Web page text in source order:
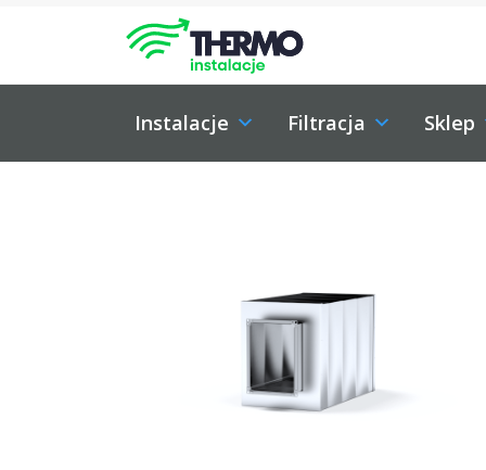
Instalacje Filtracja Sklep